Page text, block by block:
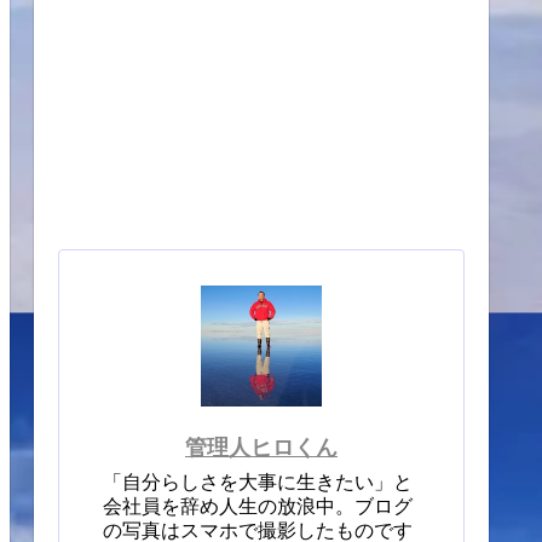
管理人ヒロくん
「自分らしさを大事に生きたい」と
会社員を辞め人生の放浪中。ブログ
の写真はスマホで撮影したものです